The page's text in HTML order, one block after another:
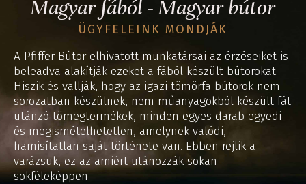
Magyar fából - Magyar bútor
ÜGYFELEINK MONDJÁK
A Pfiffer Bútor elhivatott munkatársai az érzéseiket is
beleadva alakítják ezeket a fából készült bútorokat.
Hiszik és vallják, hogy az igazi tömörfa bútorok nem
sorozatban készülnek, nem műanyagokból készült fát
utánzó tömegtermékek, minden egyes darab egyedi
és megismételhetetlen, amelynek valódi,
hamisítatlan saját története van. Ebben rejlik a
varázsuk, ez az amiért utánozzák sokan
sokféleképpen.